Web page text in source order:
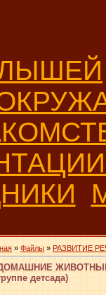
» Файлы » РАЗВИТИЕ
ЖИВОТНЫЕ.
детсада)